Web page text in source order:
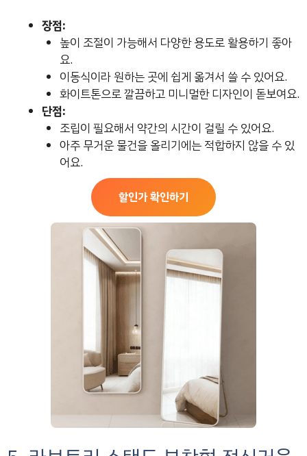
장점:
높이 조절이 가능해서 다양한 용도로 활용하기 좋아
요.
이동식이라 원하는 곳에 쉽게 옮겨서 쓸 수 있어요.
화이트톤으로 깔끔하고 미니멀한 디자인이 돋보여요.
단점:
조립이 필요해서 약간의 시간이 걸릴 수 있어요.
아주 무거운 물건을 올리기에는 적합하지 않을 수 있
어요.
할인가 확인하기